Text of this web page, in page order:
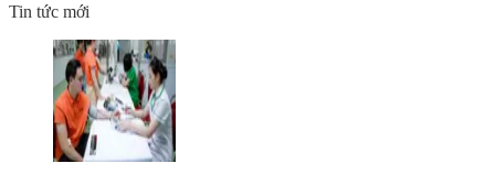
Tin tức mới